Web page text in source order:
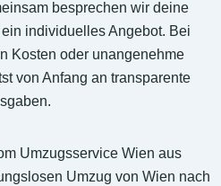
besprechen wir deine
individuelles Angebot. Bei
Kosten oder unangenehme
von Anfang an transparente
Umzugsservice Wien aus
Umzug von Wien nach